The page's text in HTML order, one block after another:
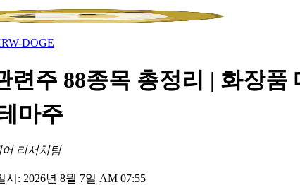
DOGE
련주 88종목 총정리 | 화장품
마주
리서치팀
시: 2026년 8월 7일 AM 07:55